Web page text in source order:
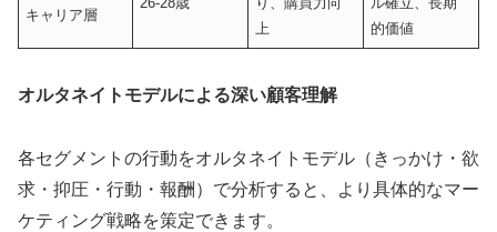
キャリア層
上
的価値
オルタネイトモデルによる深い顧客理解
各セグメントの行動をオルタネイトモデル（きっかけ・欲
求・抑圧・行動・報酬）で分析すると、より具体的なマー
ケティング戦略を策定できます。